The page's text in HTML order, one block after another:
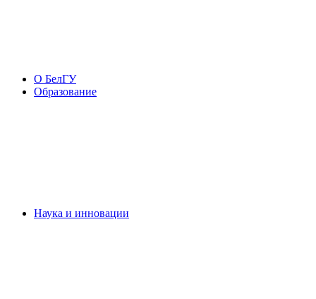
О БелГУ
Образование
Наука и инновации